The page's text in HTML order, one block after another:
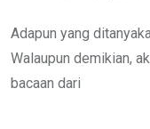
Adapun yang
Walaupun demikian,
bacaan dari